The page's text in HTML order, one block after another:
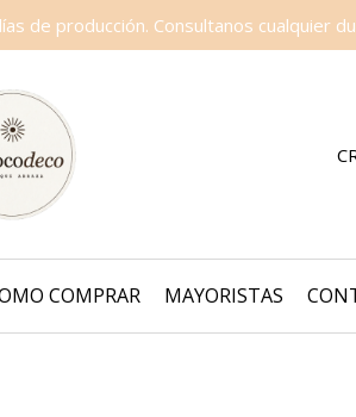
de producción. Consultanos cualquier
COMPRAR MAYORISTAS